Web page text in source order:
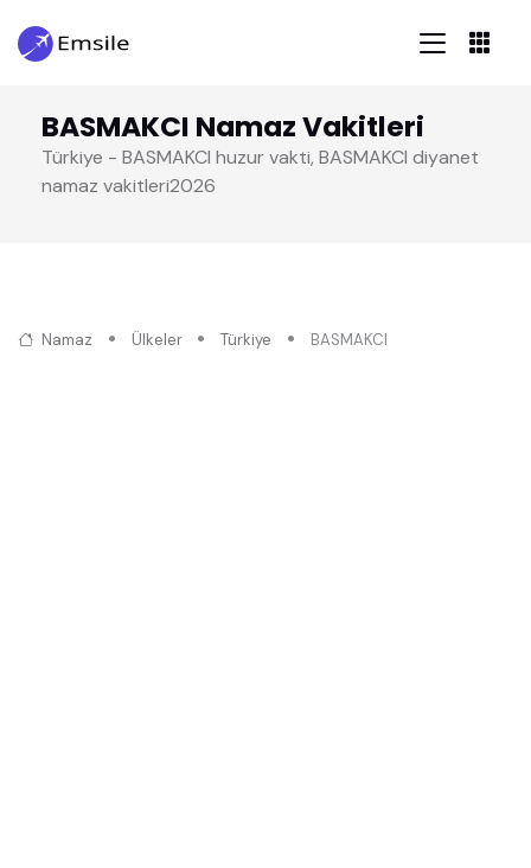
BASMAKCI Namaz Vakitleri
Türkiye - BASMAKCI huzur vakti, BASMAKCI diyanet
namaz vakitleri2026
Namaz Ülkeler Türkiye BASMAKCI